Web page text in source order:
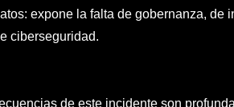
expone la falta de gobernanza, de
ciberseguridad.
de este incidente son